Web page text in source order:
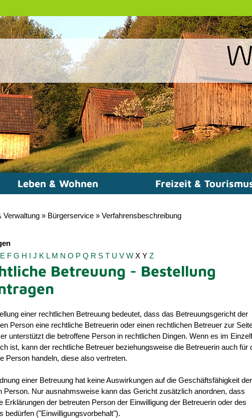
Leben & Wohnen Freizeit &
Verwaltung » Bürgerservice » Verfahrensbeschreibung
E F G H I J K L M N O P Q R S T U V W X Y Z
Betreuung - Bestellung
einer rechtlichen Betreuung bedeutet, dass das Betreuungsgericht der
Person eine rechtliche Betreuerin oder einen rechtlichen Betreuer zur
unterstützt die betroffene Person in rechtlichen Dingen. Wenn es im
ist, kann der rechtliche Betreuer beziehungsweise die Betreuerin auch für
Person handeln, diese also vertreten.
einer Betreuung hat keine Auswirkungen auf die Geschäftsfähigkeit der
Person. Nur ausnahmsweise kann das Gericht zusätzlich anordnen, dass
Erklärungen der betreuten Person der Einwilligung der Betreuerin oder des
bedürfen ("Einwilligungsvorbehalt").